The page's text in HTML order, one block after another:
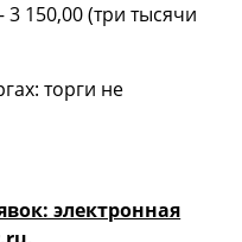
150,00 (три тысячи
торги не
электронная